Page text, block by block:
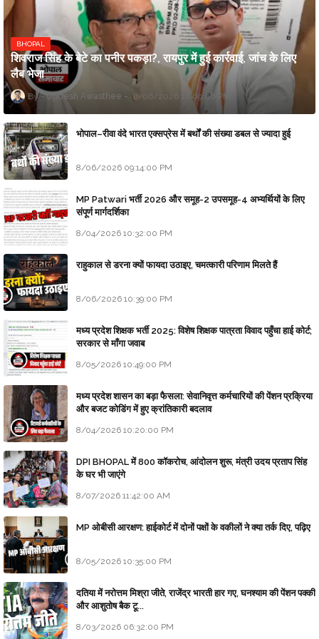
BHOPAL
शिवराज सिंह के बेटे का पनीर पकड़ा?, रायपुर में हुई कार्रवाई, जांच के लिए
लैब भेजा
Updesh Awasthee 8/06/2026 10:09:00 PM
भोपाल–रीवा वंदे भारत एक्सप्रेस में बर्थों की संख्या डबल से ज्यादा हुई
8/06/2026 09:14:00 PM
MP Patwari भर्ती 2026 और समूह-2 उपसमूह-4 अभ्यर्थियों के लिए
संपूर्ण मार्गदर्शिका
8/04/2026 10:32:00 PM
राहुकाल से डरना क्यों फायदा उठाइए, चमत्कारी परिणाम मिलते हैं
8/06/2026 10:39:00 PM
मध्य प्रदेश शिक्षक भर्ती 2025: विशेष शिक्षक पात्रता विवाद पहुँचा हाई कोर्ट;
सरकार से माँगा जवाब
8/05/2026 10:49:00 PM
मध्य प्रदेश शासन का बड़ा फैसला: सेवानिवृत्त कर्मचारियों की पेंशन प्रक्रिया
और बजट कोडिंग में हुए क्रांतिकारी बदलाव
8/04/2026 10:20:00 PM
DPI BHOPAL में 800 कॉकरोच, आंदोलन शुरू, मंत्री उदय प्रताप सिंह
के घर भी जाएंगे
8/07/2026 11:42:00 AM
MP ओबीसी आरक्षण: हाईकोर्ट में दोनों पक्षों के वकीलों ने क्या तर्क दिए, पढ़िए
8/05/2026 10:35:00 PM
दतिया में नरोत्तम मिश्रा जीते, राजेंद्र भारती हार गए, घनश्याम की पेंशन पक्की
और आशुतोष बैक टू...
8/03/2026 06:32:00 PM